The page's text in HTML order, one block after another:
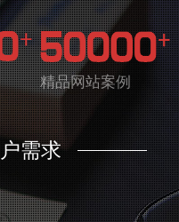
精品网站案例
需求